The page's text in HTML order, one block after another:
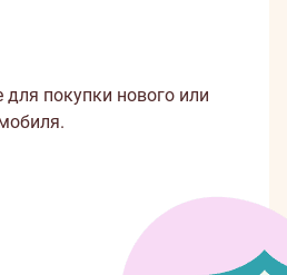
покупки нового или